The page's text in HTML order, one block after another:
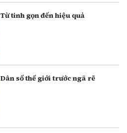
Từ tinh gọn đến hiệu quả
Dân số thế giới trước ngã rẽ